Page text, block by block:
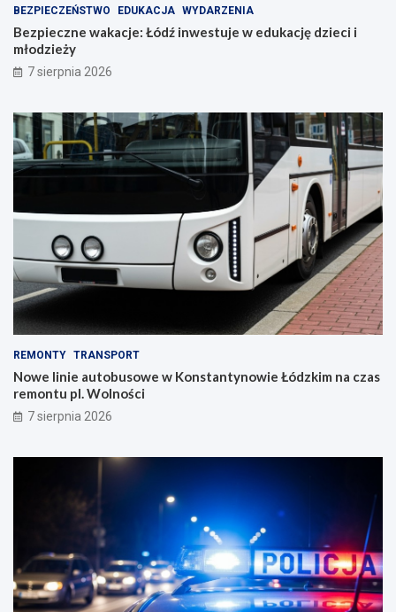
BEZPIECZEŃSTWO EDUKACJA WYDARZENIA
Bezpieczne wakacje: Łódź inwestuje w edukację dzieci i
młodzieży
7 sierpnia 2026
REMONTY TRANSPORT
Nowe linie autobusowe w Konstantynowie Łódzkim na czas
remontu pl. Wolności
7 sierpnia 2026